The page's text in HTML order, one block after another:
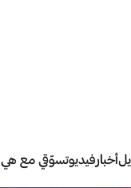
أخبارفيديوتسوّقي مع هي